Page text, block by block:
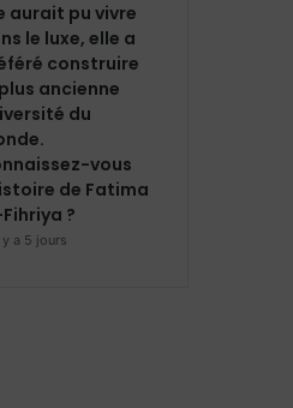
aurait pu vivre
le luxe, elle a
construire
ancienne
du
vous
de Fatima
?
y a 5 jours